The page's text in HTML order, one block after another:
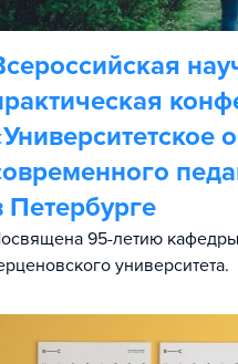
Петербурге
95-летию кафедры
университета.